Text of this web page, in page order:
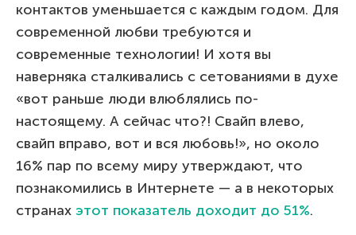
контактов уменьшается с каждым годом. Для
современной любви требуются и
современные технологии! И хотя вы
наверняка сталкивались с сетованиями в духе
«вот раньше люди влюблялись по-
настоящему. А сейчас что?! Свайп влево,
свайп вправо, вот и вся любовь!», но около
16% пар по всему миру утверждают, что
познакомились в Интернете — а в некоторых
странах этот показатель доходит до 51%.